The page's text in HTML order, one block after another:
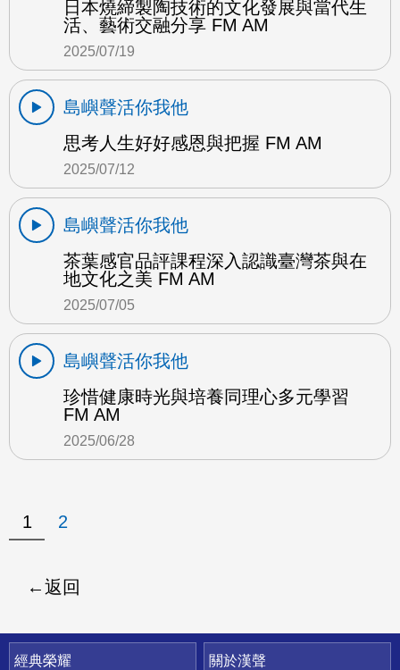
日本燒締製陶技術的文化發展與當代生
活、藝術交融分享 FM AM
2025/07/19
島嶼聲活你我他
思考人生好好感恩與把握 FM AM
2025/07/12
島嶼聲活你我他
茶葉感官品評課程深入認識臺灣茶與在
地文化之美 FM AM
2025/07/05
島嶼聲活你我他
珍惜健康時光與培養同理心多元學習
FM AM
2025/06/28
1 2
返回
快速連結
經典榮耀
關於漢聲